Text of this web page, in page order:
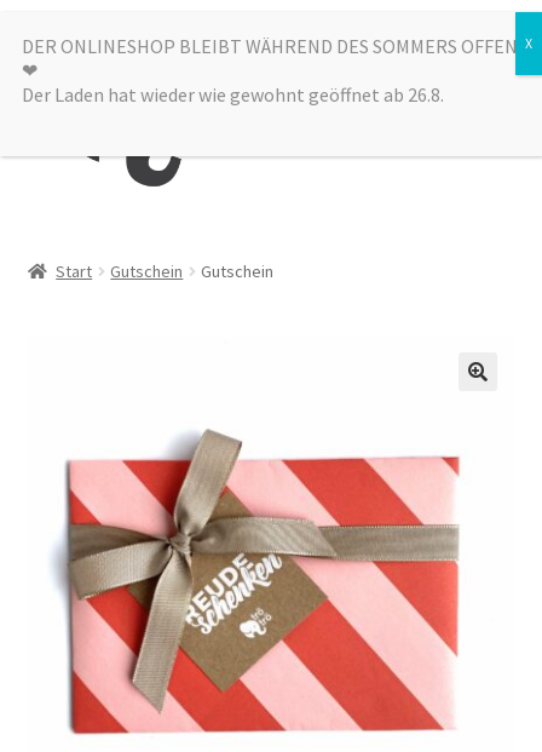
Zur
Navigation
springen
Zum
Inhalt
springen
Menü
über uns
Start Gutschein Gutschein
DER ONLINESHOP BLEIBT WÄHREND DES SOMMERS OFFEN
❤︎
Der Laden hat wieder wie gewohnt geöffnet ab 26.8.